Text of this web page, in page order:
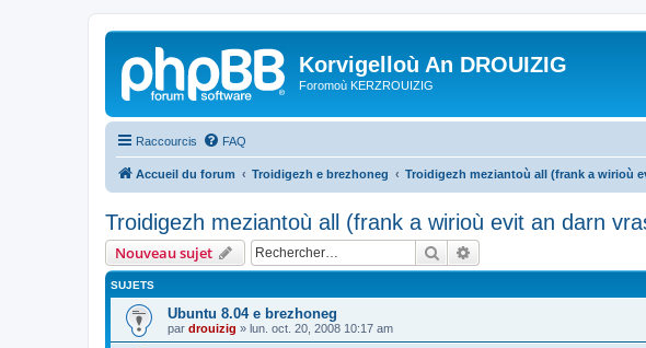
Korvigelloù An DROUIZIG
Foromoù KERZROUIZIG
Raccourcis FAQ
Accueil du forum Troidigezh e brezhoneg Troidigezh meziantoù all (frank a wirioù
Troidigezh meziantoù all (frank a wirioù evit an darn
Nouveau sujet Rechercher
SUJETS
Ubuntu 8.04 e brezhoneg
par drouizig » lun. oct. 20, 2008 10:17 am